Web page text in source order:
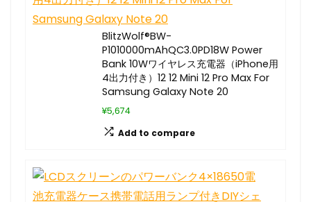
BlitzWolf®BW-
P1010000mAhQC3.0PD18W Power
Bank 10Wワイヤレス充電器（iPhone用
4出力付き）12 12 Mini 12 Pro Max For
Samsung Galaxy Note 20
¥5,674
Add to compare